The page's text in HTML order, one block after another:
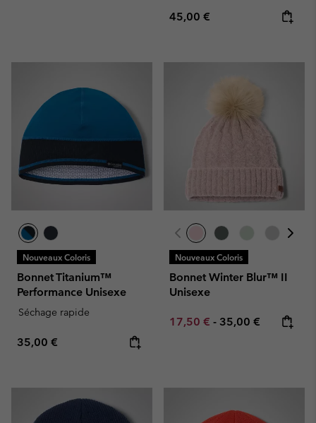
Regular price:
45,00 €
Nouveaux Coloris
Bonnet Titanium™
Performance Unisexe
Séchage rapide
Regular price:
35,00 €
Nouveaux Coloris
Bonnet Winter Blur™ II
Unisexe
Minimum sale price:
17,50 € - Maximum price:
35,00 €